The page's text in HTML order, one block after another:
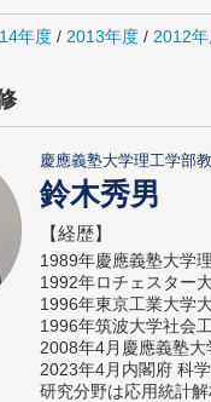
年度 / 2013年度 / 2012
慶應義塾大学理工学部
鈴木秀男
【経歴】
1989年慶應義塾大学
1992年ロチェスター
1996年東京工業大学
1996年筑波大学社会
2008年4月慶應義塾大
2023年4月内閣府 科
研究分野は応用統計